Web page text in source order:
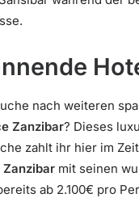
nach weiteren
Zanzibar? Dieses
zahlt ihr hier im
Zanzibar mit seinen
ab 2.100€ pro